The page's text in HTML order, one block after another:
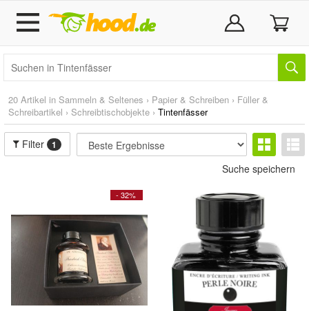
20 Artikel in Sammeln & Seltenes › Papier & Schreiben › Füller &
Schreibartikel › Schreibtischobjekte › Tintenfässer
Filter 1
Suche speichern
- 32%